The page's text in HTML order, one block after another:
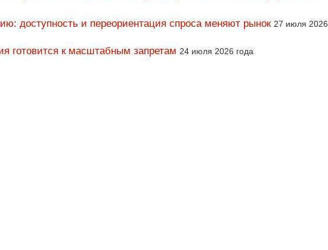
доступность и переориентация спроса меняют рынок 27 июля 2026
готовится к масштабным запретам 24 июля 2026 года